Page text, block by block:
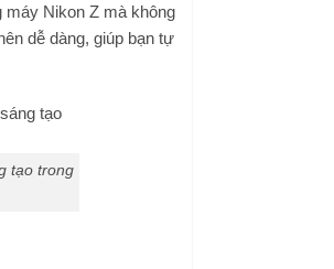
máy Nikon Z mà không
dễ dàng, giúp bạn tự
tạo trong